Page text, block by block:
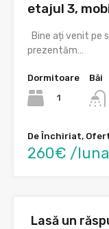
etajul 3,
Bine ați venit pe
prezentăm…
Dormitoare
1
Băi
De Închiriat,
260€ /
Lasă un